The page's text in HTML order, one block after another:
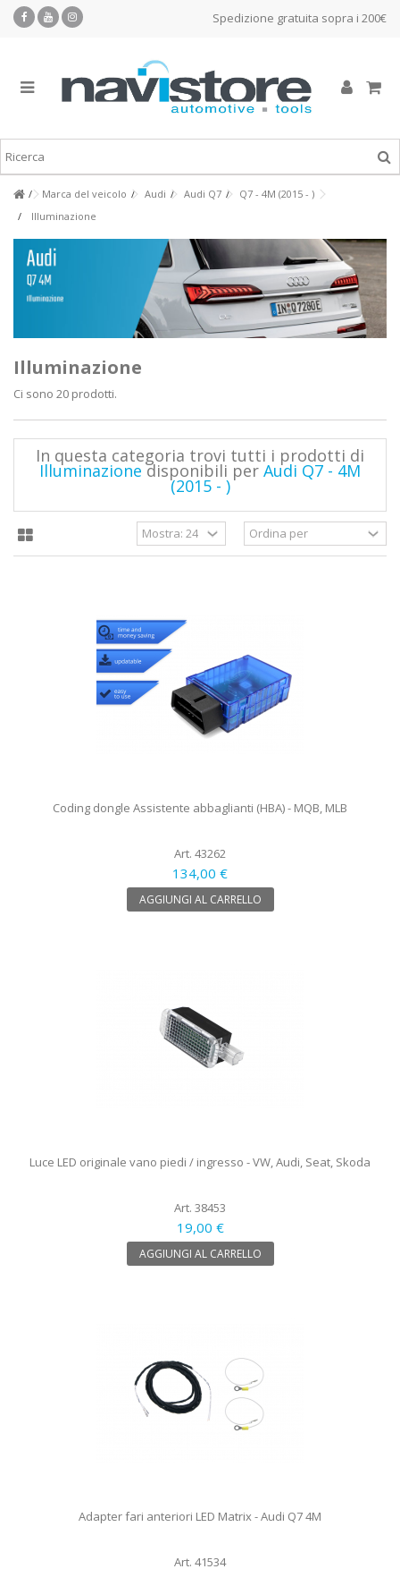
Spedizione gratuita sopra i 200€
Marca del veicolo Audi Audi Q7
Q7 - 4M (2015 - )
Illuminazione
Illuminazione
Ci sono 20 prodotti.
In questa categoria trovi tutti i prodotti di
Illuminazione disponibili per Audi Q7 - 4M
(2015 - )
Coding dongle Assistente abbaglianti (HBA) - MQB, MLB
Art. 43262
134,00 €
AGGIUNGI AL CARRELLO
Luce LED originale vano piedi / ingresso - VW, Audi, Seat, Skoda
Art. 38453
19,00 €
AGGIUNGI AL CARRELLO
Adapter fari anteriori LED Matrix - Audi Q7 4M
Art. 41534